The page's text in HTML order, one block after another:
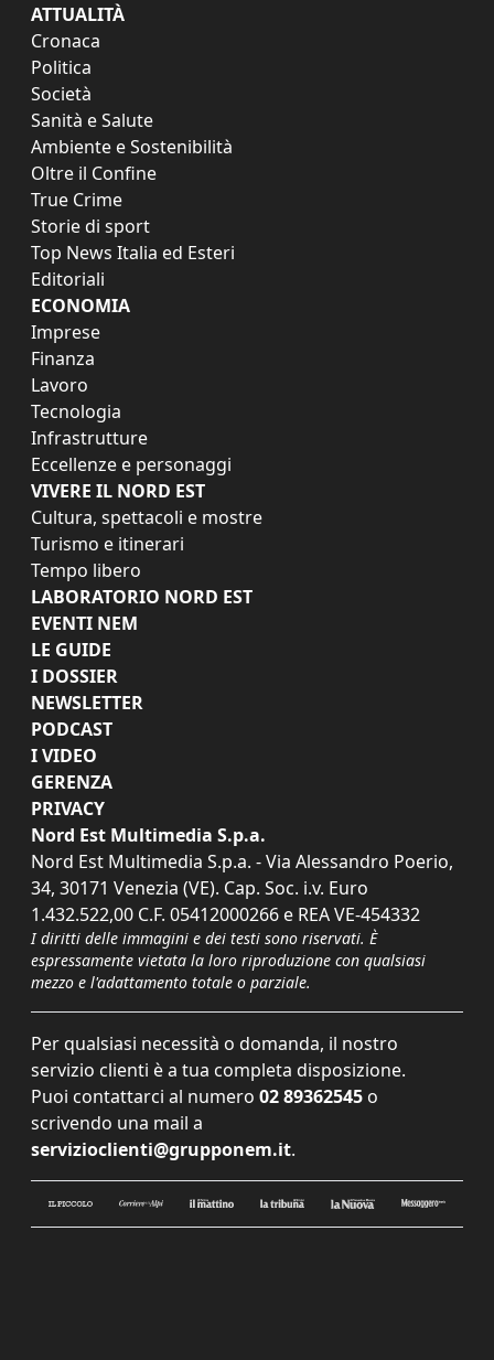
ATTUALITÀ
Cronaca
Politica
Società
Sanità e Salute
Ambiente e Sostenibilità
Oltre il Confine
True Crime
Storie di sport
Top News Italia ed Esteri
Editoriali
ECONOMIA
Imprese
Finanza
Lavoro
Tecnologia
Infrastrutture
Eccellenze e personaggi
VIVERE IL NORD EST
Cultura, spettacoli e mostre
Turismo e itinerari
Tempo libero
LABORATORIO NORD EST
EVENTI NEM
LE GUIDE
I DOSSIER
NEWSLETTER
PODCAST
I VIDEO
GERENZA
PRIVACY
Nord Est Multimedia S.p.a.
Nord Est Multimedia S.p.a. - Via Alessandro Poerio,
34, 30171 Venezia (VE). Cap. Soc. i.v. Euro
1.432.522,00 C.F. 05412000266 e REA VE-454332
I diritti delle immagini e dei testi sono riservati. È
espressamente vietata la loro riproduzione con qualsiasi
mezzo e l'adattamento totale o parziale.
Per qualsiasi necessità o domanda, il nostro
servizio clienti è a tua completa disposizione.
Puoi contattarci al numero 02 89362545 o
scrivendo una mail a
servizioclienti@grupponem.it.